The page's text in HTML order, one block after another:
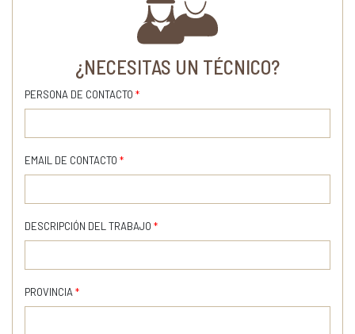
¿NECESITAS UN TÉCNICO?
PERSONA DE CONTACTO *
EMAIL DE CONTACTO *
DESCRIPCIÓN DEL TRABAJO *
PROVINCIA *